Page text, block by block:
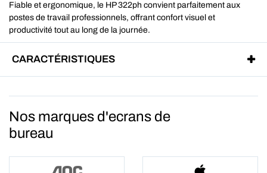
Fiable et ergonomique, le HP 322ph convient parfaitement aux
postes de travail professionnels, offrant confort visuel et
productivité tout au long de la journée.
CARACTÉRISTIQUES
Nos marques d'ecrans de
bureau